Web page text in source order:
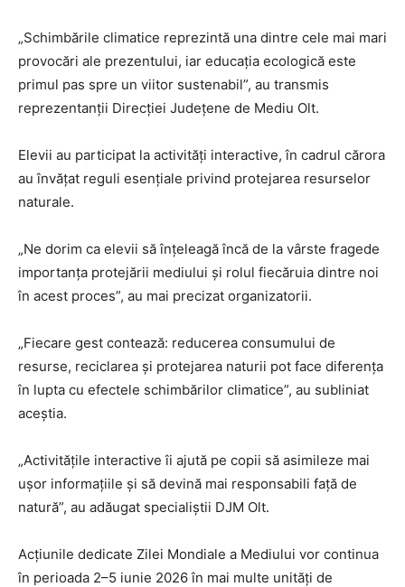
„Schimbările climatice reprezintă una dintre cele mai mari
provocări ale prezentului, iar educația ecologică este
primul pas spre un viitor sustenabil”, au transmis
reprezentanții Direcției Județene de Mediu Olt.
Elevii au participat la activități interactive, în cadrul cărora
au învățat reguli esențiale privind protejarea resurselor
naturale.
„Ne dorim ca elevii să înțeleagă încă de la vârste fragede
importanța protejării mediului și rolul fiecăruia dintre noi
în acest proces”, au mai precizat organizatorii.
„Fiecare gest contează: reducerea consumului de
resurse, reciclarea și protejarea naturii pot face diferența
în lupta cu efectele schimbărilor climatice”, au subliniat
aceștia.
„Activitățile interactive îi ajută pe copii să asimileze mai
ușor informațiile și să devină mai responsabili față de
natură”, au adăugat specialiștii DJM Olt.
Acțiunile dedicate Zilei Mondiale a Mediului vor continua
în perioada 2–5 iunie 2026 în mai multe unități de